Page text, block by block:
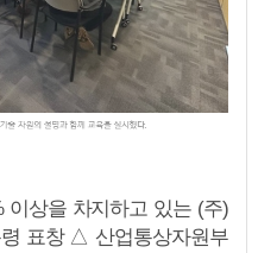
이상을 차지하고 있는 (주)
표창 △ 산업통상자원부